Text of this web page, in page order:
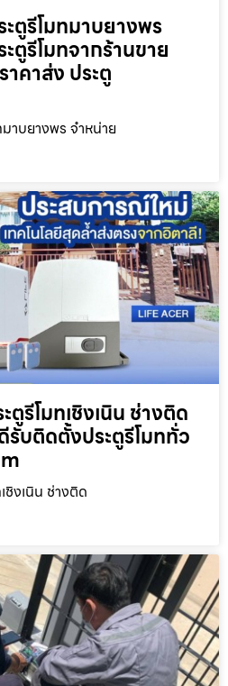
ตูรีโมทมาบยางพร
ตูรีโมทจากร้านขาย
าคาส่ง ประตู
าบยางพร จำหน่าย
ตูรีโมทเชิงเนิน ช่างติด
รับติดตั้งประตูรีโมททั่ว
ชิงเนิน ช่างติด